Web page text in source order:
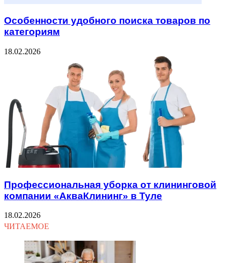
Особенности удобного поиска товаров по
категориям
18.02.2026
Профессиональная уборка от клининговой
компании «АкваКлининг» в Туле
18.02.2026
ЧИТАЕМОЕ